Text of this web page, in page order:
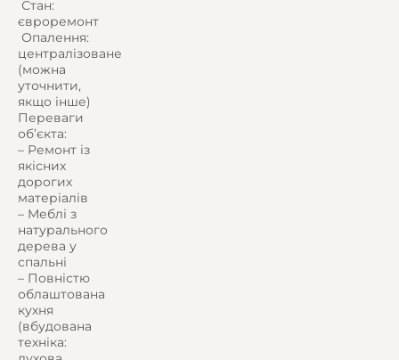
️ Стан:
євроремонт
️ Опалення:
централізоване
(можна
уточнити,
якщо інше)
Переваги
об’єкта:
– Ремонт із
якісних
дорогих
матеріалів
– Меблі з
натурального
дерева у
спальні
– Повністю
облаштована
кухня
(вбудована
техніка: